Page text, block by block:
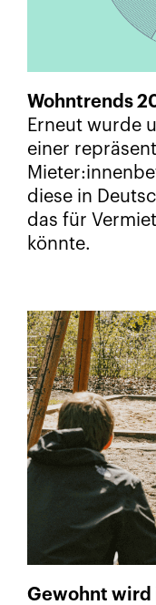
Wohntrends
Erneut wurde
einer
diese in
das für
könnte.
Gewohnt wird